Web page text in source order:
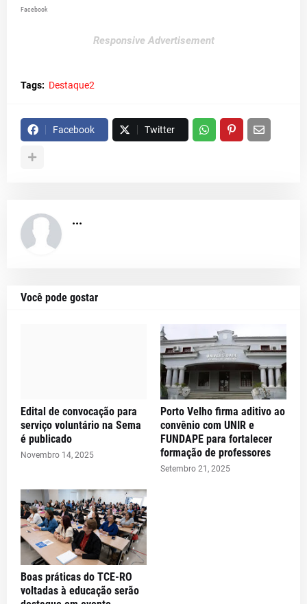
Facebook
Responsive Advertisement
Tags: Destaque2
Facebook Twitter
...
Você pode gostar
Edital de convocação para
serviço voluntário na Sema
é publicado
Novembro 14, 2025
Porto Velho firma aditivo ao
convênio com UNIR e
FUNDAPE para fortalecer
formação de professores
Setembro 21, 2025
Boas práticas do TCE-RO
voltadas à educação serão